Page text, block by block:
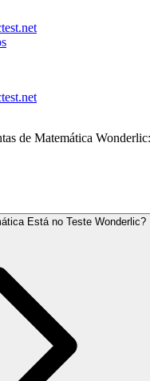
de Matemática
Está no Teste Wonderlic?